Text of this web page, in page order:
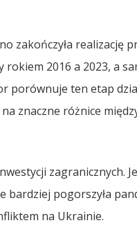
zakończyła realizację
2016 a 2023, a
porównuje ten etap
znaczne różnice
zagranicznych.
bardziej pogorszyła
na Ukrainie.